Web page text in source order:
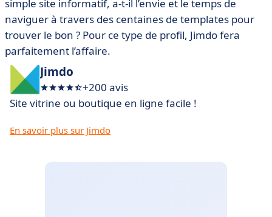
simple site informatif, a-t-il l’envie et le temps de
naviguer à travers des centaines de templates pour
trouver le bon ? Pour ce type de profil, Jimdo fera
parfaitement l’affaire.
Jimdo
+200 avis
Site vitrine ou boutique en ligne facile !
En savoir plus sur Jimdo